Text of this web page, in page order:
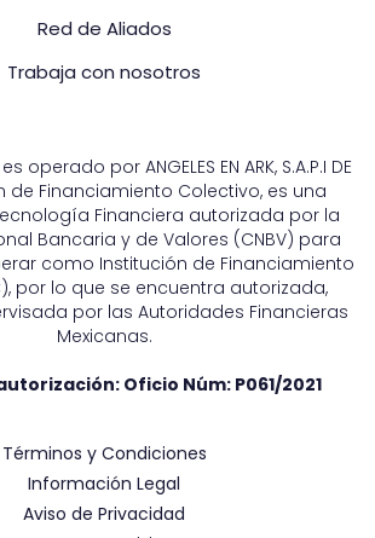
Red de Aliados
Trabaja con nosotros
operado por ANGELES EN ARK, S.A.P.I DE
de Financiamiento Colectivo, es una
Financiera autorizada por la
Bancaria y de Valores (CNBV) para
como Institución de Financiamiento
por lo que se encuentra autorizada,
por las Autoridades Financieras
Mexicanas.
Oficio Núm: P061/2021
Términos y Condiciones
Información Legal
Aviso de Privacidad